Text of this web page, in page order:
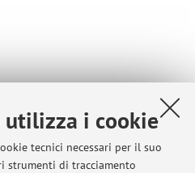
utilizza i cookie
tecnici necessari per il suo
strumenti di tracciamento